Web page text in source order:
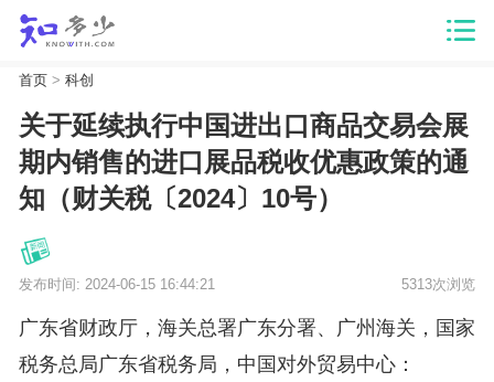
首页> 科创
关于延续执行中国进出口商品交易会展
期内销售的进口展品税收优惠政策的通
知（财关税〔2024〕10号）
发布时间: 2024-06-15 16:44:21 5313次浏览
广东省财政厅，海关总署广东分署、广州海关，国家
税务总局广东省税务局，中国对外贸易中心：